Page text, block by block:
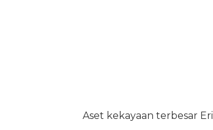
Aset kekayaan terbesar